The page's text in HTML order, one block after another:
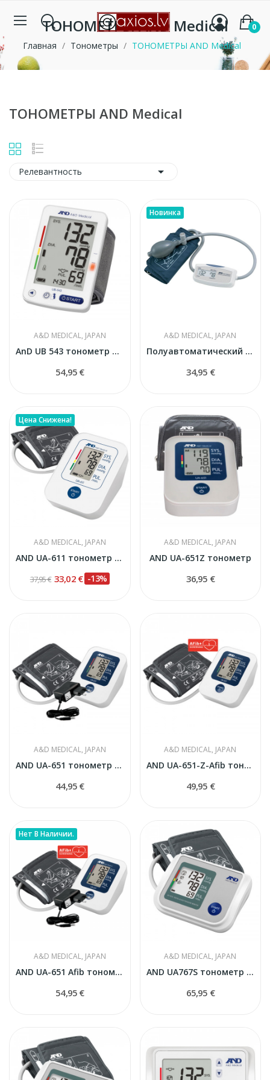
0
ТОНОМЕТРЫ AND Medical
Главная Тонометры ТОНОМЕТРЫ AND Medical
ТОНОМЕТРЫ AND Medical
Релевантность 
A&D MEDICAL, JAPAN
AnD UB 543 тонометр на запястье
54,95 €
Новинка
A&D MEDICAL, JAPAN
Полуавтоматический тонометр AND UA-704
34,95 €
Цена Снижена!
A&D MEDICAL, JAPAN
AND UA-611 тонометр автоматический
37,95 € 33,02 € -13%
A&D MEDICAL, JAPAN
AND UA-651Z тонометр
36,95 €
A&D MEDICAL, JAPAN
AND UA-651 тонометр с адаптером
44,95 €
A&D MEDICAL, JAPAN
AND UA-651-Z-Afib тонометр
49,95 €
Нет В Наличии.
A&D MEDICAL, JAPAN
AND UA-651 Afib тонометр с адаптером
54,95 €
A&D MEDICAL, JAPAN
AND UA767S тонометр автоматический
65,95 €